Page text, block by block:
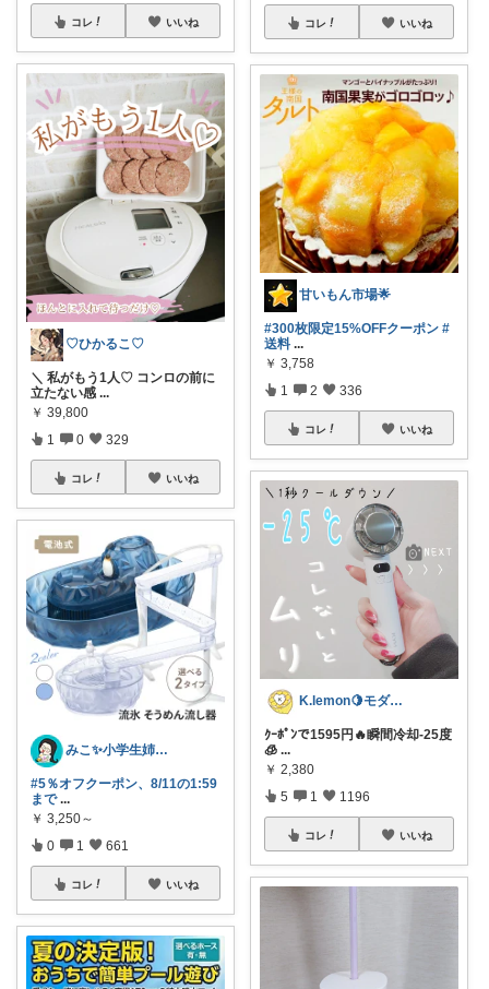
コレ いいね
♡ひかるこ♡
＼ 私がもう1人♡ コンロの前に
立たない感 ...
￥ 39,800
1 0 329
コレ いいね
みこ✨小学生姉妹の母ちゃん
#5％オフクーポン、8/11の1:59
まで ...
￥ 3,250～
0 1 661
コレ いいね
コレ いいね
甘いもん市場🌟
#300枚限定15%OFFクーポン #
送料 ...
￥ 3,758
1 2 336
コレ いいね
K.lemon🍋モダン+家事楽+🐶
ｸｰﾎﾟﾝで1595円🔥瞬間冷却-25度
🧊 ...
￥ 2,380
5 1 1196
コレ いいね